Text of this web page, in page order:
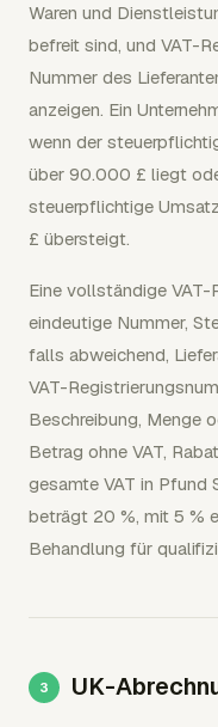
Waren und
befreit sind, und VAT-
Nummer des
anzeigen. Ein
wenn der
über 90.000 £ liegt
steuerpflichtige
£ übersteigt.
Eine vollständige
eindeutige Nummer,
falls abweichend,
VAT-
Beschreibung, Menge
Betrag ohne VAT,
gesamte VAT in Pfund
beträgt 20 %, mit 5 %
Behandlung für
UK-